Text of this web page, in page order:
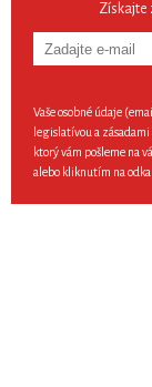
Získajte
Vaše osobné údaje
legislatívou a
ktorý vám pošleme na
alebo kliknutím na